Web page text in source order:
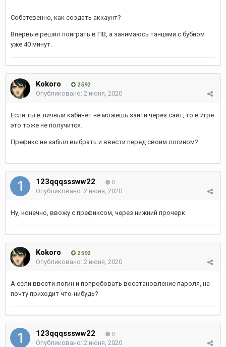
Cобстевенно, как создать аккаунт?
Впервые решил поиграть в ПВ, а занимаюсь танцами с бубном
уже 40 минут.
Kokoro 2 592
Опубликовано: 2 июня, 2020
Если ты в личный кабинет не можешь зайти через сайт, то в игре
это тоже не получится.
Префикс не забыл выбрать и ввести перед своим логином?
123qqqsssww22 0
Опубликовано: 2 июня, 2020
Ну, конечно, ввожу с префиксом, через нижний прочерк.
Kokoro 2 592
Опубликовано: 2 июня, 2020
А если ввести логин и попробовать восстановление пароля, на
почту приходит что-нибудь?
123qqqsssww22 0
Опубликовано: 2 июня, 2020